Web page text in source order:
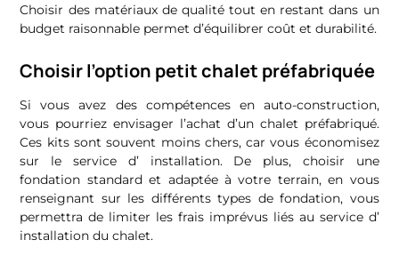
Choisir des matériaux de qualité tout en restant dans un
budget raisonnable permet d’équilibrer coût et durabilité.
Choisir l’option petit chalet préfabriquée
Si vous avez des compétences en auto-construction,
vous pourriez envisager l’achat d’un chalet préfabriqué.
Ces kits sont souvent moins chers, car vous économisez
sur le service d’ installation. De plus, choisir une
fondation standard et adaptée à votre terrain, en vous
renseignant sur les différents types de fondation, vous
permettra de limiter les frais imprévus liés au service d’
installation du chalet.